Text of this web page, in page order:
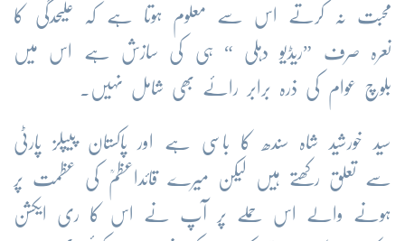
محبت نہ کرتے اس سے معلوم ہوتا ہے کہ علیحدگی کا
نعرہ صرف ”ریڈیو دہلی “ ہی کی سازش ہے اس میں
بلوچ عوام کی ذرہ برابر رائے بھی شامل نہیں۔
سید خورشید شاہ سندھ کا باسی ہے اور پاکستان پیپلز پارٹی
سے تعلق رکھتے ہیں لیکن میرے قائداعظمؒ کی عظمت پر
ہونے والے اس حملے پر آپ نے اس کا ری ایکشن